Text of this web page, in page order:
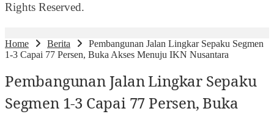
Rights Reserved.
Home Berita
Pembangunan Jalan Lingkar Sepaku Segmen
1-3 Capai 77 Persen, Buka Akses Menuju IKN Nusantara
Pembangunan Jalan Lingkar Sepaku
Segmen 1-3 Capai 77 Persen, Buka